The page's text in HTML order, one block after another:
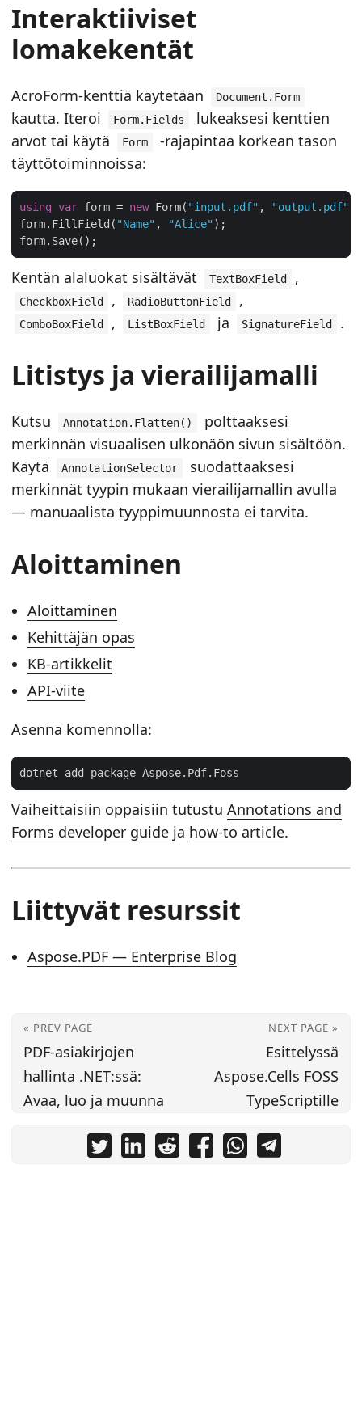
Interaktiiviset
lomakekentät
AcroForm-kenttiä käytetään Document.Form
kautta. Iteroi Form.Fields
lukeaksesi kenttien
arvot tai käytä
Form
-rajapintaa korkean tason
täyttötoiminnoissa:
using var form = new Form( "input.pdf" ,
"output.pdf"
form.FillField( "Name" , "Alice"
Kentän alaluokat sisältävät TextBoxField ,
CheckboxField , RadioButtonField ,
ComboBoxField , ListBoxField ja SignatureField .
Litistys ja vierailijamalli
Kutsu Annotation.Flatten()
polttaaksesi
merkinnän visuaalisen ulkonäön sivun sisältöön.
Käytä
AnnotationSelector
suodattaaksesi
merkinnät tyypin mukaan vierailijamallin avulla
— manuaalista tyyppimuunnosta ei tarvita.
Aloittaminen
Aloittaminen
Kehittäjän opas
KB-artikkelit
API-viite
Asenna komennolla:
Vaiheittaisiin oppaisiin tutustu Annotations and
Forms developer guide ja how-to article.
Liittyvät resurssit
Aspose.PDF — Enterprise Blog
« PREV PAGE
PDF-asiakirjojen
hallinta .NET:ssä:
Avaa, luo ja muunna
NEXT PAGE »
Esittelyssä
Aspose.Cells FOSS
TypeScriptille